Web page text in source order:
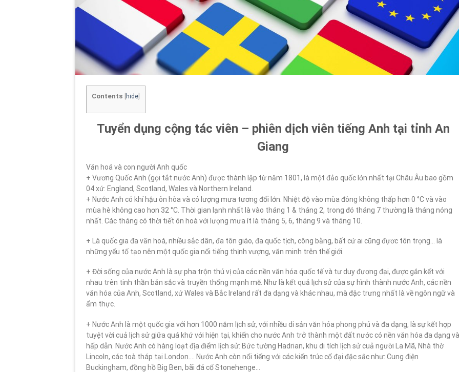
Contents hide
Tuyển dụng cộng tác viên – phiên dịch viên tiếng Anh tại tỉnh An
Giang
Văn hoá và con người Anh quốc
+ Vương Quốc Anh (gọi tắt nước Anh) được thành lập từ năm 1801, là một đảo quốc lớn nhất tại Châu Âu bao gồm
04 xứ: England, Scotland, Wales và Northern Ireland.
+ Nước Anh có khí hậu ôn hòa và có lượng mưa tương đối lớn. Nhiệt độ vào mùa đông không thấp hơn 0 °C và vào
mùa hè không cao hơn 32 °C. Thời gian lạnh nhất là vào tháng 1 & tháng 2, trong đó tháng 7 thường là tháng nóng
nhất. Các tháng có thời tiết ôn hoà với lượng mưa ít là tháng 5, 6, tháng 9 và tháng 10.
+ Là quốc gia đa văn hoá, nhiều sắc dân, đa tôn giáo, đa quốc tịch, công bằng, bất cứ ai cũng đựơc tôn trọng… là
những yếu tố tạo nên một quốc gia nổi tiếng thịnh vượng, văn minh trên thế giới.
+ Đời sống của nước Anh là sự pha trộn thú vị của các nền văn hóa quốc tế và tư duy đương đại, được gắn kết với
nhau trên tinh thần bản sắc và truyền thống mạnh mẽ. Như là kết quả lịch sử của sự hình thành nước Anh, các nền
văn hóa của Anh, Scotland, xứ Wales và Bắc Ireland rất đa dạng và khác nhau, mà đặc trưng nhất là về ngôn ngữ và
ẩm thực.
+ Nước Anh là một quốc gia với hơn 1000 năm lịch sử, với nhiều di sản văn hóa phong phú và đa dạng, là sự kết hợp
tuyệt vời cuả lịch sử giữa quá khứ với hiện tại, khiến cho nước Anh trở thành một đất nước có nền văn hóa đa dạng và
hấp dẫn. Nước Anh có hàng loạt địa điểm lịch sử: Bức tường Hadrian, khu di tích lịch sử cuả người La Mã, Nhà thờ
Lincoln, các toà tháp tại London…. Nước Anh còn nổi tiếng với các kiến trúc cổ đại đặc sắc như: Cung điện
Buckingham, đồng hồ Big Ben, bãi đá cổ Stonehenge…